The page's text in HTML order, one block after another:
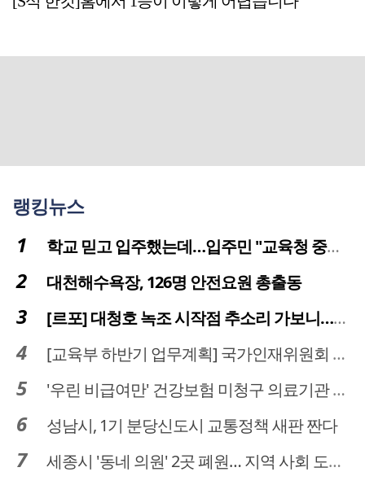
랭킹뉴스
학교 믿고 입주했는데…입주민 "교육청 중재 나서라"
대천해수욕장, 126명 안전요원 총출동
[르포] 대청호 녹조 시작점 추소리 가보니…걷어내도 짙은 초록빛
[교육부 하반기 업무계획] 국가인재위원회 신설… 거점국립대 3곳 성장엔진·AI 분야 패키지 지원
'우린 비급여만' 건강보험 미청구 의료기관 대전 65곳 충남 31곳
성남시, 1기 분당신도시 교통정책 새판 짠다
세종시 '동네 의원' 2곳 폐원… 지역 사회 도마 위